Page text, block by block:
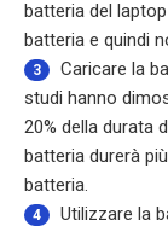
batteria del
batteria e quindi
3
Caricare la
studi hanno
20% della durata
batteria durerà
batteria.
4 Utilizzare la